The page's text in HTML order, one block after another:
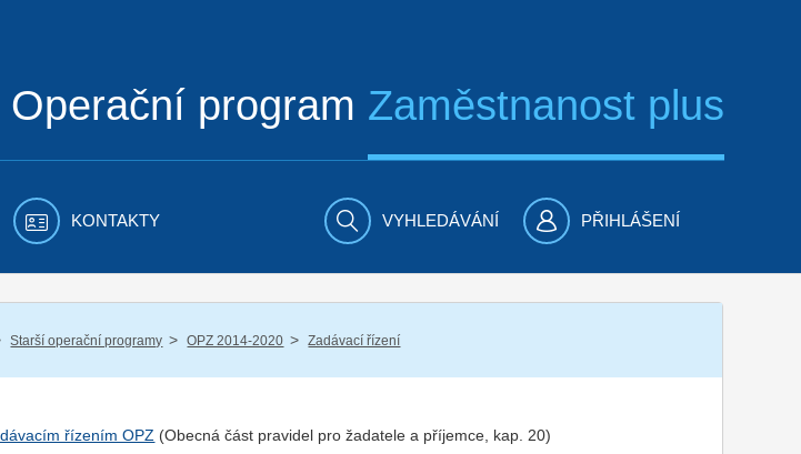
Operační program Zaměstnanost plus
KONTAKTY VYHLEDÁVÁNÍ PŘIHLÁŠENÍ
Starší operační programy / OPZ 2014-2020 / Zadávací řízení
řízením OPZ (Obecná část pravidel prožadatele a příjemce , kap. 20)